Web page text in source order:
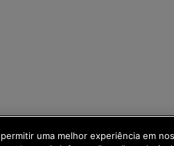
uma melhor experiência em